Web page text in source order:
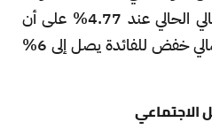
في الربع الثالث من العام المالي الحالي عند 4.77% على أن
يواصل التيسير النقدي بإجمالي خفض للفائدة يصل إلى 6%
الاجتماعي